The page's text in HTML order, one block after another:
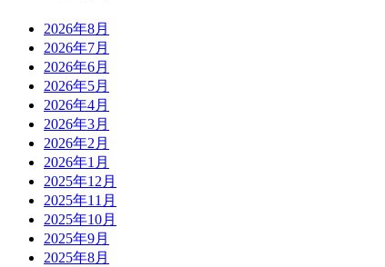
2026年8月
2026年7月
2026年6月
2026年5月
2026年4月
2026年3月
2026年2月
2026年1月
2025年12月
2025年11月
2025年10月
2025年9月
2025年8月